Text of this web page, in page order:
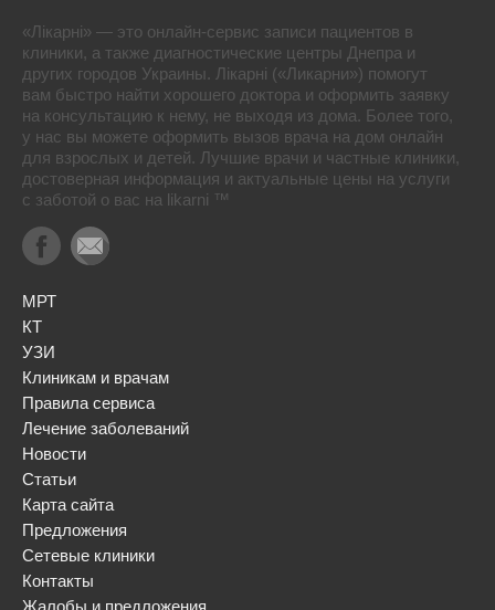
«Лікарні» — это онлайн-сервис записи пациентов в
клиники, а также диагностические центры Днепра и
других городов Украины. Лікарні («Ликарни») помогут
вам быстро найти хорошего доктора и оформить заявку
на консультацию к нему, не выходя из дома. Более того,
у нас вы можете оформить вызов врача на дом онлайн
для взрослых и детей. Лучшие врачи и частные клиники,
достоверная информация и актуальные цены на услуги
с заботой о вас на likarni ™
МРТ
КТ
УЗИ
Клиникам и врачам
Правила сервиса
Лечение заболеваний
Новости
Статьи
Карта сайта
Предложения
Сетевые клиники
Контакты
Жалобы и предложения